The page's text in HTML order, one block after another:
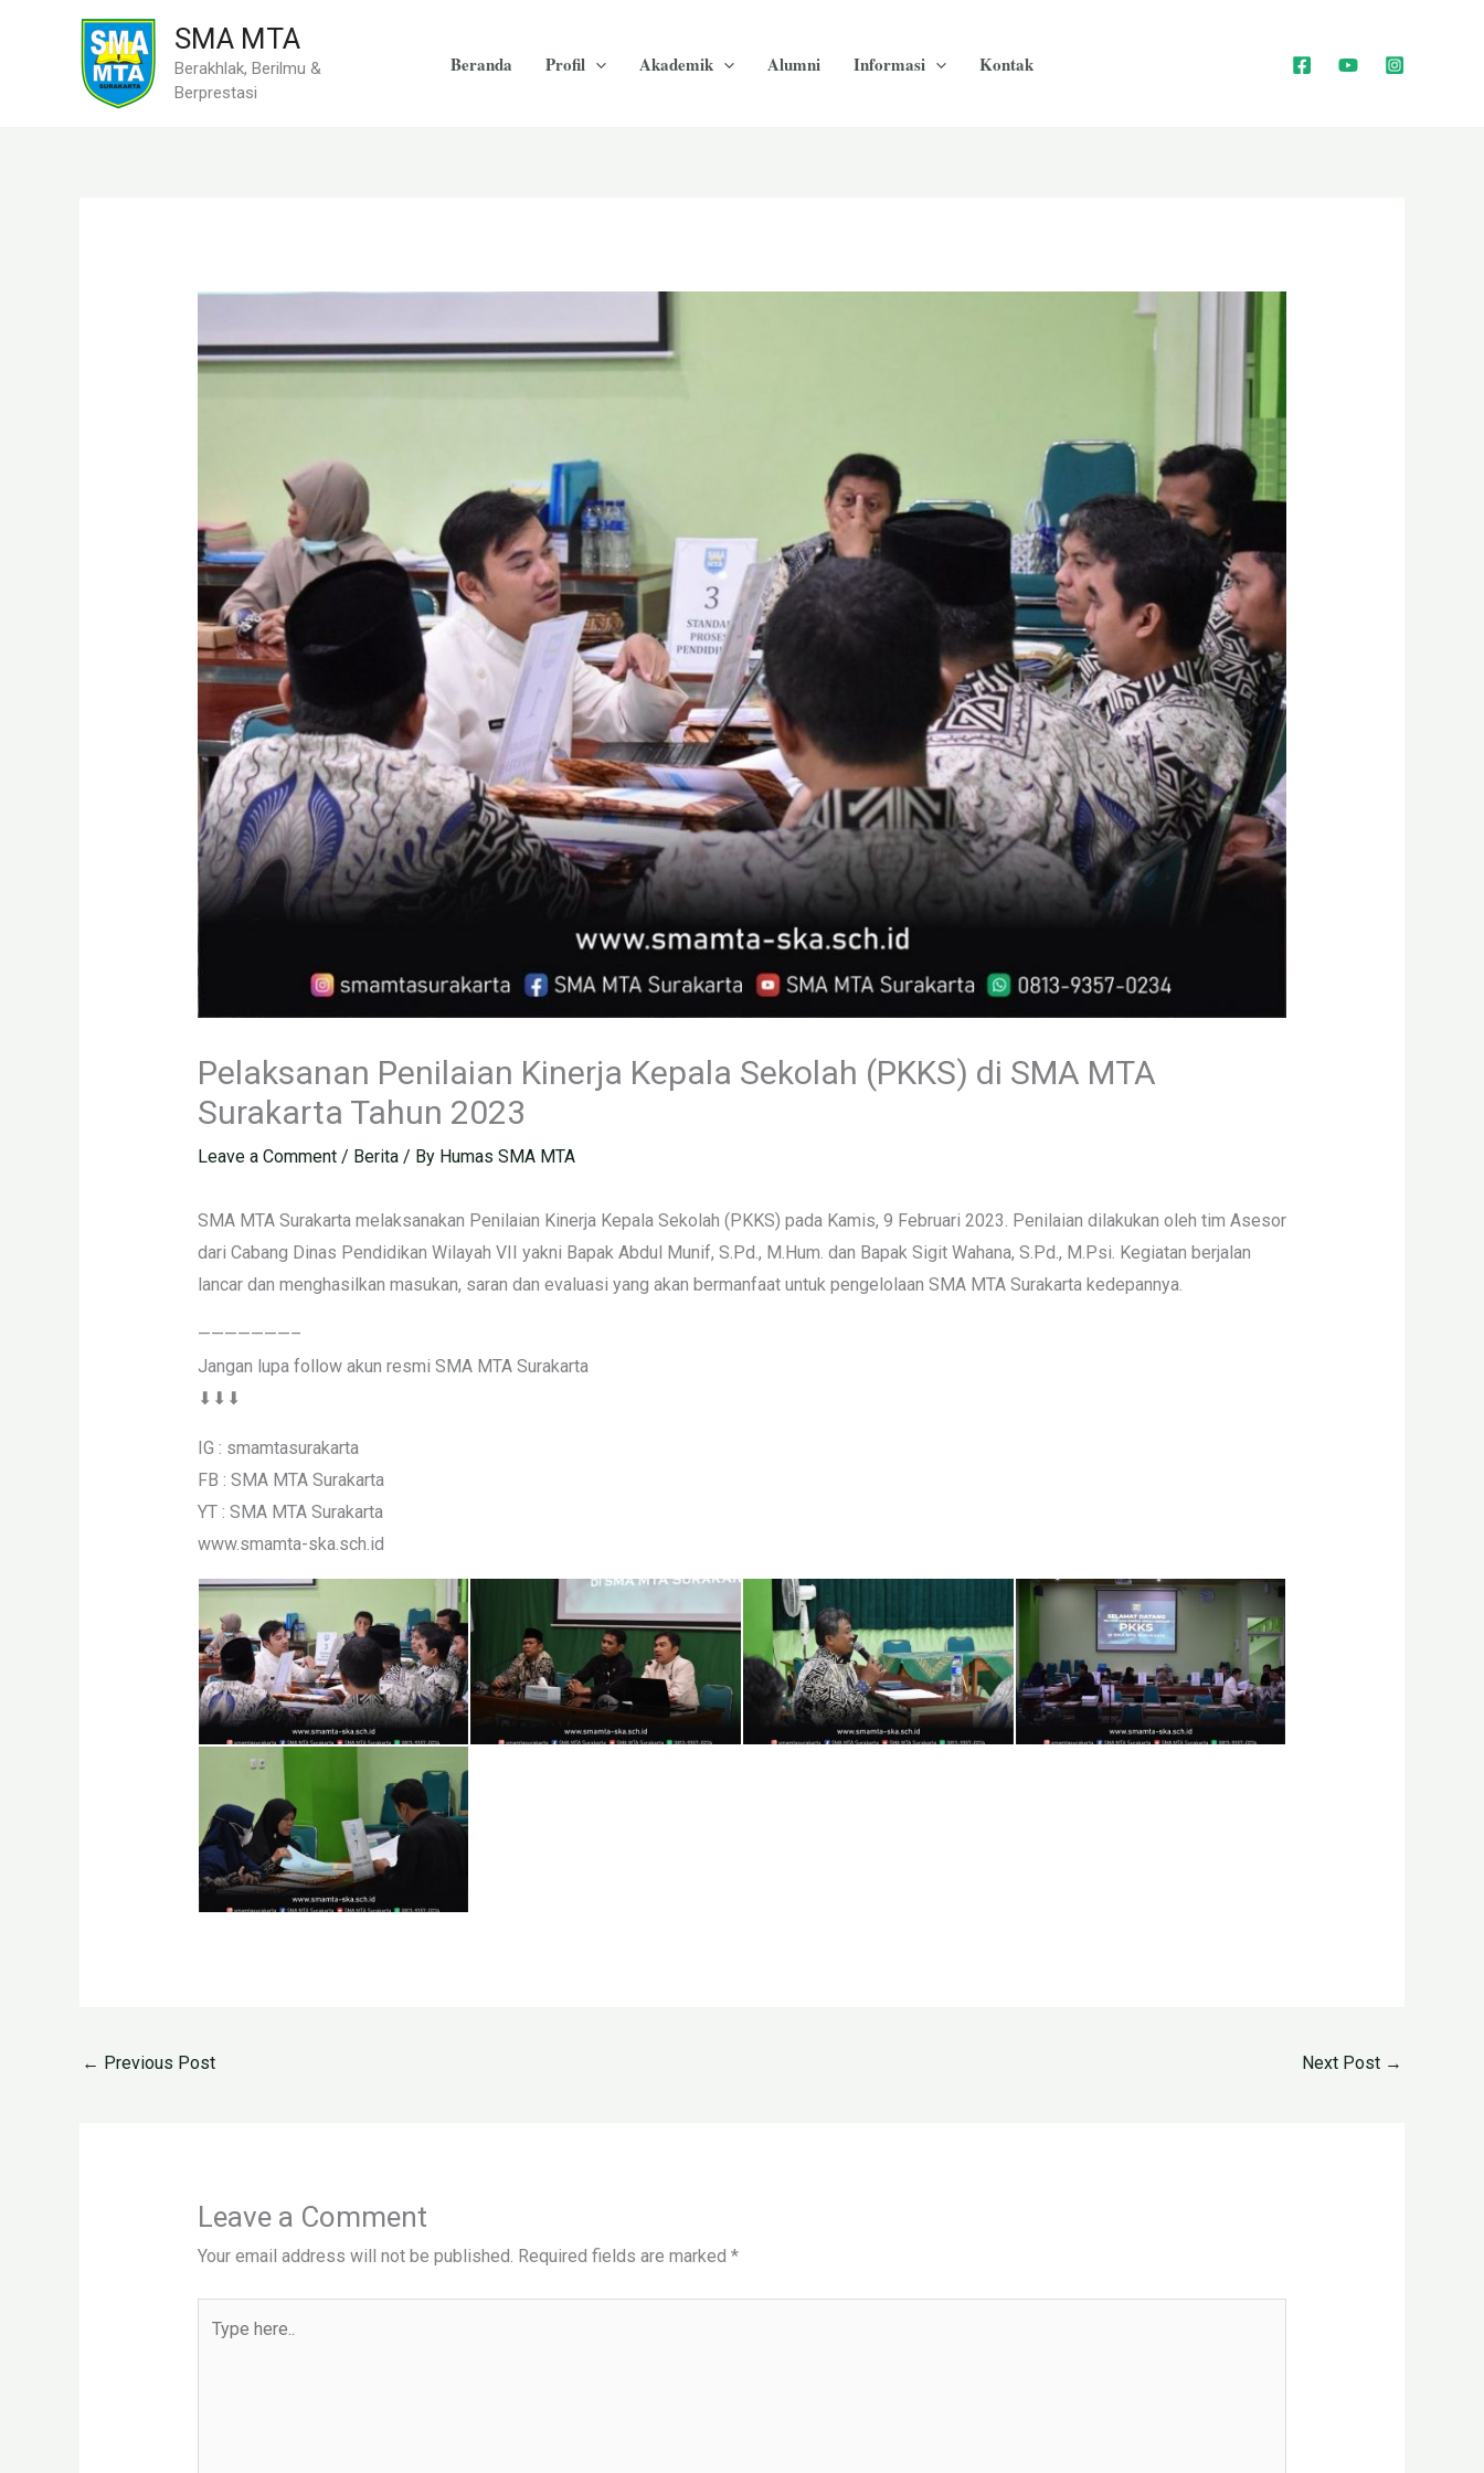
SMA MTA
Berakhlak, Berilmu &
Berprestasi
Beranda Profil Akademik Alumni Informasi Kontak
Pelaksanan Penilaian Kinerja Kepala Sekolah (PKKS) di SMA MTA
Surakarta Tahun 2023
Leave a Comment / Berita/ By Humas SMA MTA
SMA MTA Surakarta melaksanakan Penilaian Kinerja Kepala Sekolah (PKKS) pada Kamis, 9 Februari 2023. Penilaian dilakukan oleh tim Asesor
dari Cabang Dinas Pendidikan Wilayah VII yakni Bapak Abdul Munif, S.Pd., M.Hum. dan Bapak Sigit Wahana, S.Pd., M.Psi. Kegiatan berjalan
lancar dan menghasilkan masukan, saran dan evaluasi yang akan bermanfaat untuk pengelolaan SMA MTA Surakarta kedepannya.
———————–
Jangan lupa follow akun resmi SMA MTA Surakarta
⬇⬇⬇
IG : smamtasurakarta
FB : SMA MTA Surakarta
YT : SMA MTA Surakarta
www.smamta-ska.sch.id
← Previous Post Next Post →
Leave a Comment
Your email address will not be published. Required fields are marked *